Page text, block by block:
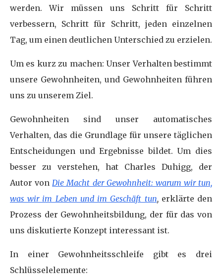
werden. Wir müssen uns Schritt für Schritt
verbessern, Schritt für Schritt, jeden einzelnen
Tag, um einen deutlichen Unterschied zu erzielen.
Um es kurz zu machen: Unser Verhalten bestimmt
unsere Gewohnheiten, und Gewohnheiten führen
uns zu unserem Ziel.
Gewohnheiten sind unser automatisches
Verhalten, das die Grundlage für unsere täglichen
Entscheidungen und Ergebnisse bildet. Um dies
besser zu verstehen, hat Charles Duhigg, der
Autor vonDie Macht der Gewohnheit: warum wir tun,
was wir im Leben und im Geschäft tun, erklärte den
Prozess der Gewohnheitsbildung, der für das von
uns diskutierte Konzept interessant ist.
In einer Gewohnheitsschleife gibt es drei
Schlüsselelemente: